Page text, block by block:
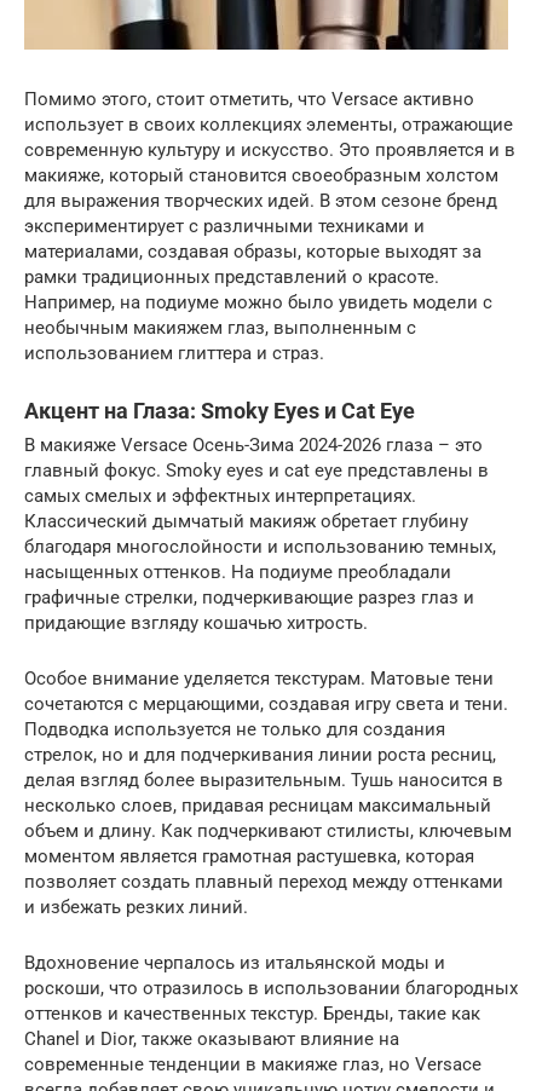
Помимо этого, стоит отметить, что Versace активно
использует в своих коллекциях элементы, отражающие
современную культуру и искусство. Это проявляется и в
макияже, который становится своеобразным холстом
для выражения творческих идей. В этом сезоне бренд
экспериментирует с различными техниками и
материалами, создавая образы, которые выходят за
рамки традиционных представлений о красоте.
Например, на подиуме можно было увидеть модели с
необычным макияжем глаз, выполненным с
использованием глиттера и страз.
Акцент на Глаза: Smoky Eyes и Cat Eye
В макияже Versace Осень-Зима 2024-2026 глаза – это
главный фокус. Smoky eyes и cat eye представлены в
самых смелых и эффектных интерпретациях.
Классический дымчатый макияж обретает глубину
благодаря многослойности и использованию темных,
насыщенных оттенков. На подиуме преобладали
графичные стрелки, подчеркивающие разрез глаз и
придающие взгляду кошачью хитрость.
Особое внимание уделяется текстурам. Матовые тени
сочетаются с мерцающими, создавая игру света и тени.
Подводка используется не только для создания
стрелок, но и для подчеркивания линии роста ресниц,
делая взгляд более выразительным. Тушь наносится в
несколько слоев, придавая ресницам максимальный
объем и длину. Как подчеркивают стилисты, ключевым
моментом является грамотная растушевка, которая
позволяет создать плавный переход между оттенками
и избежать резких линий.
Вдохновение черпалось из итальянской моды и
роскоши, что отразилось в использовании благородных
оттенков и качественных текстур. Бренды, такие как
Chanel и Dior, также оказывают влияние на
современные тенденции в макияже глаз, но Versace